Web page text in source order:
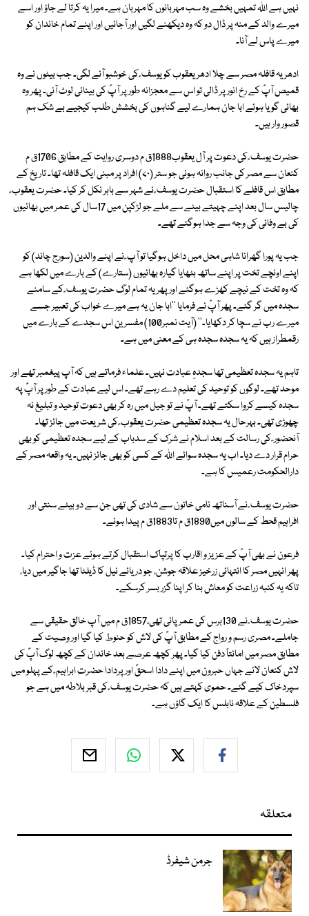
نہیں ہے اللہ تمہیں بخشے وہ سب مہربانوں کا مہربان ہے۔ میرا یہ کرتا لے جاؤ اور اسے
میرے والد کے منہ پر ڈال دو کہ وہ دیکھنے لگیں اور آجائیں اور اپنے تمام خاندان کو
میرے پاس لے آنا۔
ادھر یہ قافلہ مصر سے چلا ادھر یعقوب کو یوسف ؑ کی خوشبو آنے لگی۔ جب بیٹوں نے وہ
قمیص آپؑ کے رخ انور پر ڈالی تو اس سے معجزانہ طور پر آپؑ کی بینائی لوٹ آئی۔ پھر وہ
بھائی گویا ہوئے ابا جان ہمارے لیے گناہوں کی بخشش طلب کیجیے بے شک ہم
قصور وار ہیں۔
حضرت یوسف ؑ کی دعوت پر آل یعقوب1888ق م دوسری روایت کے مطابق 1706ق م
کنعان سے مصر کی جانب روانہ ہوئی جو ستر (۷۰) افراد پر مبنی ایک قافلہ تھا۔ تاریخ کے
مطابق اس قافلے کا استقبال حضرت یوسف ؑ نے شہر سے باہر نکل کر کیا۔ حضرت یعقوب ؑ
چالیس سال بعد اپنے چہیتے بیٹے سے ملے جو لڑکپن میں 17سال کی عمر میں بھائیوں
کی بے وفائی کی وجہ سے جدا ہوگئے تھے۔
جب یہ پورا گھرانا شاہی محل میں داخل ہوگیا تو آپ ؑ نے اپنے والدین (سورج چاند) کو
اپنے اونچے تخت پر اپنے ساتھ بٹھایا گیارہ بھائیوں (ستارے) کے بارے میں لکھا ہے
کہ وہ تخت کے نیچے کھڑے ہوگئے اور پھر یہ تمام لوگ حضرت یوسف ؑ کے سامنے
سجدہ میں گر گئے۔ پھر آپؑ نے فرمایا ''ابا جان یہ ہے میرے خواب کی تعبیر جسے
میرے رب نے سچا کر دکھایا۔'' (آیت نمبر100) مفسرین اس سجدے کے بارے میں
رقمطراز ہیں کہ یہ سجدہ سجدہ ہی کے معنی میں ہے۔
تاہم یہ سجدہ تعظیمی تھا سجدہِ عبادت نہیں۔ علماء فرماتے ہیں کہ آپ پیغمبر تھے اور
موحد تھے۔ لوگوں کو توحید کی تعلیم دے رہے تھے۔ اس لیے عبادت کے طور پر آپؑ پہ
سجدہ کیسے کروا سکتے تھے۔ آپؑ نے تو جیل میں رہ کر بھی دعوت توحید و تبلیغ نہ
چھوڑی تھی۔ بہرحال یہ سجدہ تعظیمی حضرت یعقوب ؑ کی شریعت میں جائز تھا۔
آنحضور ؐ کی رسالت کے بعد اسلام نے شرک کے سدباب کے لیے سجدہ تعظیمی کو بھی
حرام قرار دے دیا۔ اب یہ سجدہ سوائے اللہ کے کسی کو بھی جائز نہیں۔ یہ واقعہ مصر کے
دارالحکومت رعمیس کا ہے۔
حضرت یوسف ؑ نے آسناتھ نامی خاتون سے شادی کی تھی جن سے دو بیٹے سنتی اور
افراہیم قحط کے سالوں میں1890ق م تا1883ق م پیدا ہوئے۔
فرعون نے بھی آپؑ کے عزیز و اقارب کا پرتپاک استقبال کرتے ہوئے عزت و احترام کیا۔
پھر انہیں مصر کا انتہائی زرخیز علاقہ جوشن، جو دریائے نیل کا ڈیلٹا تھا جاگیر میں دیا،
تاکہ یہ کنبہ زراعت کو معاش بنا کر اپنا گزر بسر کرسکے۔
حضرت یوسف ؑ نے 130برس کی عمر پائی تھی،1857ق م میں آپ خالق حقیقی سے
جاملے۔ مصری رسم و رواج کے مطابق آپؑ کی لاش کو حنوط کیا گیا اور وصیت کے
مطابق مصر میں امانتاً دفن کیا گیا۔ پھر کچھ عرصے بعد خاندان کے کچھ لوگ آپؑ کی
لاش کنعان لائے جہاں حبرون میں اپنے دادا اسحقؑ اور پردادا حضرت ابراہیم ؑ کے پہلو میں
سپردخاک کیے گئے۔ حموی کہتے ہیں کہ حضرت یوسف ؑ کی قبر بلاطہ میں ہے جو
فلسطین کے علاقہ نابلس کا ایک گاؤں ہے۔
متعلقہ
جرمن شیفرڈ